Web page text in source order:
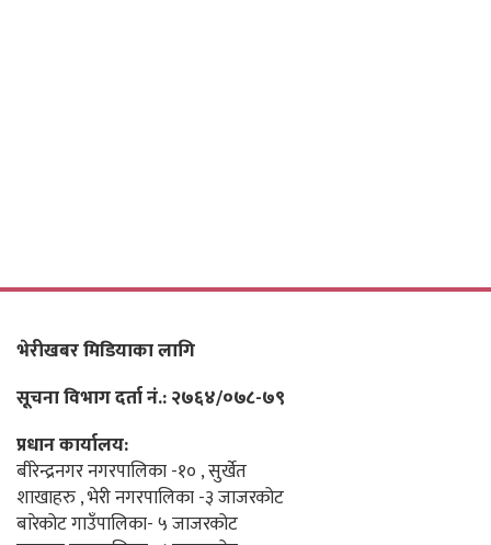
भेरीखबर मिडियाका लागि
सूचना विभाग दर्ता नं.: २७६४/०७८-७९
प्रधान कार्यालय:
बीरेन्द्रनगर नगरपालिका -१० , सुर्खेत
शाखाहरु , भेरी नगरपालिका -३ जाजरकोट
बारेकोट गाउँपालिका- ५ जाजरकोट